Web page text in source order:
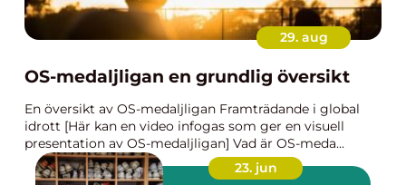
29. aug
OS-medaljligan en grundlig översikt
En översikt av OS-medaljligan Framträdande i global
idrott [Här kan en video infogas som ger en visuell
presentation av OS-medaljligan] Vad är OS-meda...
23. jun